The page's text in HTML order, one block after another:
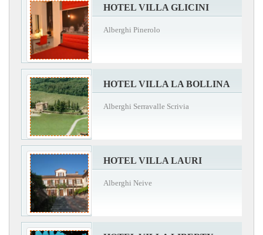
HOTEL VILLA GLICINI
Alberghi Pinerolo
HOTEL VILLA LA BOLLINA
Alberghi Serravalle Scrivia
HOTEL VILLA LAURI
Alberghi Neive